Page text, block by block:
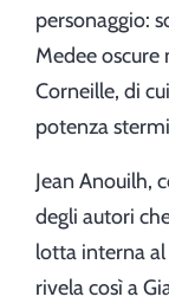
personaggio:
Medee oscure
Corneille, di
potenza
Jean Anouilh,
degli autori
lotta interna al
rivela così a